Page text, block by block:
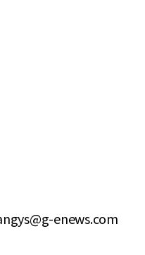
enews.com